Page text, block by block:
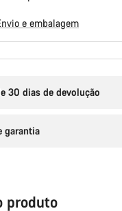
e embalagem
30 dias de devolução
garantia
produto